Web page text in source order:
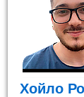
Хойло